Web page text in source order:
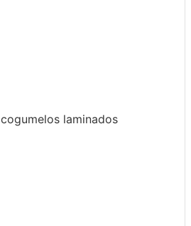
cogumelos laminados